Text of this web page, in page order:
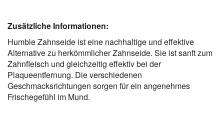
Zusätzliche Informationen:
Humble Zahnseide ist eine nachhaltige und effektive
Alternative zu herkömmlicher Zahnseide. Sie ist sanft zum
Zahnfleisch und gleichzeitig effektiv bei der
Plaqueentfernung. Die verschiedenen
Geschmacksrichtungen sorgen für ein angenehmes
Frischegefühl im Mund.